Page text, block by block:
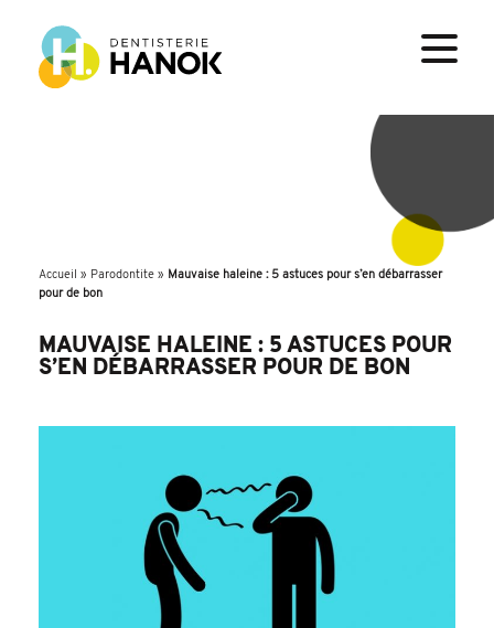
Accueil » Parodontite » Mauvaise haleine : 5 astuces pour s’en débarrasser
pour de bon
MAUVAISE HALEINE : 5 ASTUCES POUR
S’EN DÉBARRASSER POUR DE BON